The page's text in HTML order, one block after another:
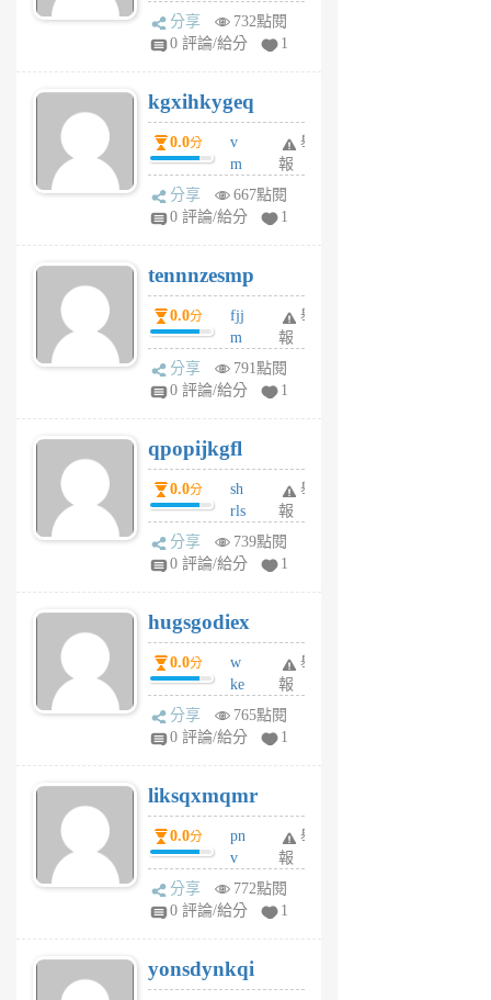
wi
w
6
個
月
前
分享
732點閱
0 評論/給分
1
kgxihkygeq
0.0分
v
m
sg
sr
6
個
月
前
舉
報
分享
667點閱
0 評論/給分
1
tennnzesmp
0.0分
fjj
m
w
rs
6
個
月
前
舉
報
分享
791點閱
0 評論/給分
1
qpopijkgfl
0.0分
sh
rls
k
m
6
個
月
前
舉
報
分享
739點閱
0 評論/給分
1
hugsgodiex
0.0分
w
ke
rv
pj
6
個
月
前
舉
報
分享
765點閱
0 評論/給分
1
liksqxmqmr
0.0分
pn
v
wt
sv
6
個
舉
報
分享
772點閱
0 評論/給分
1
yonsdynkqi